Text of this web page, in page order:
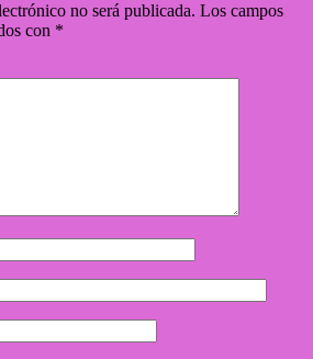
no será publicada. Los campos
con *